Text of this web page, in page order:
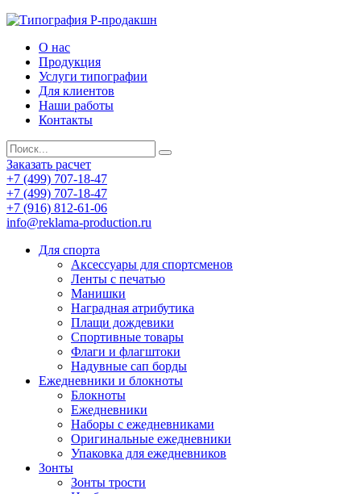
О нас
Продукция
Услуги типографии
Для клиентов
Наши работы
Контакты
Заказать расчет
+7 (499) 707-18-47
+7 (499) 707-18-47
+7 (916) 812-61-06
info@reklama-production.ru
Для спорта
Аксессуары для спортсменов
Ленты с печатью
Манишки
Наградная атрибутика
Плащи дождевики
Спортивные товары
Флаги и флагштоки
Надувные сап борды
Ежедневники и блокноты
Блокноты
Ежедневники
Наборы с ежедневниками
Оригинальные ежедневники
Упаковка для ежедневников
Зонты
Зонты трости